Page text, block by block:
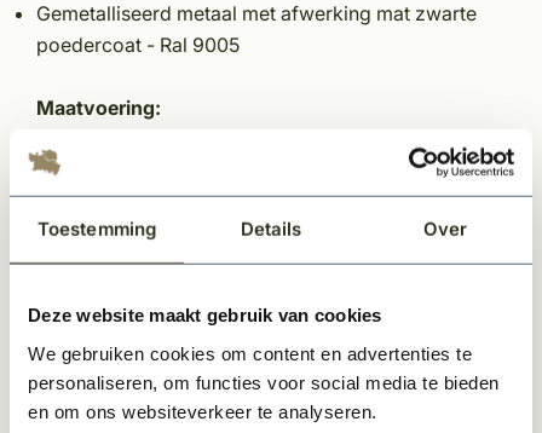
Toestemming Details Over
Deze website maakt gebruik van cookies
We gebruiken cookies om content en advertenties te
personaliseren, om functies voor social media te bieden
en om ons websiteverkeer te analyseren.
Gemetalliseerd metaal met afwerking mat zwarte
poedercoat - Ral 9005
Maatvoering:
Dikte: 45mm
Hoogte:1000mm
Breedte:550mm
*Onze stalramen zijn thermisch onderbroken en
afgevuld met gas voor de perfecte U-waarde
overeenkomstig de Nederlandse bouwnormen op het